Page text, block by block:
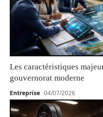
Les caractéristiques
gouvernorat moderne
Entreprise 04/07/2026